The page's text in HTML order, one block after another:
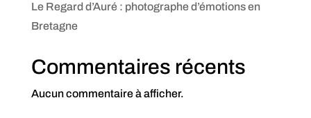
Le Regard d’Auré : photographe d’émotions en
Bretagne
Commentaires récents
Aucun commentaire à afficher.